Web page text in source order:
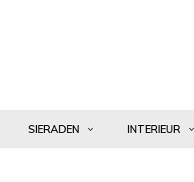
SIERADEN INTERIEUR